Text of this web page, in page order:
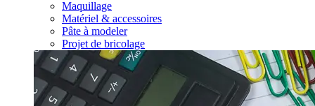
Maquillage
Matériel & accessoires
Pâte à modeler
Projet de bricolage